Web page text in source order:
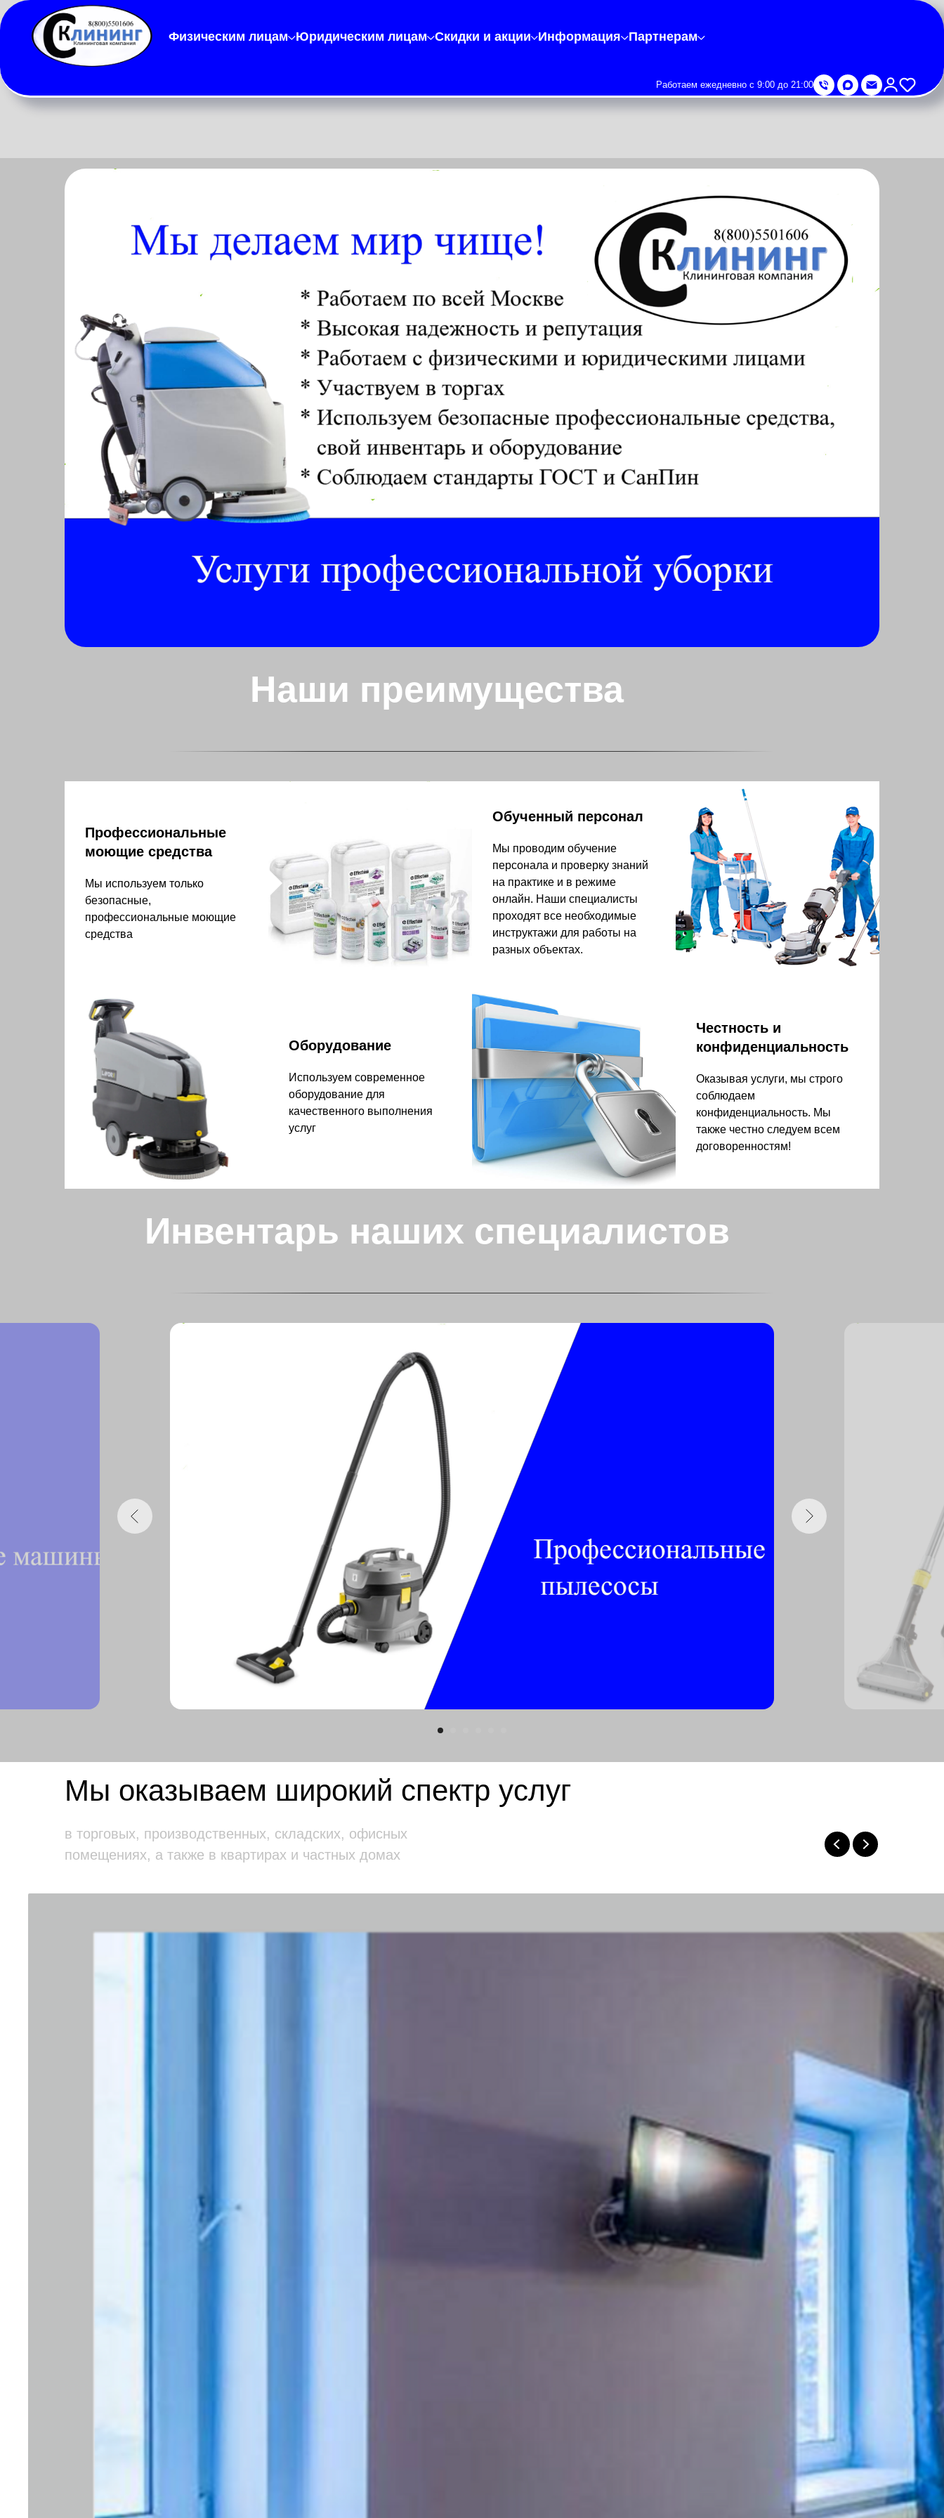
Наши преимущества
Профессиональные
моющие средства
Мы используем только
безопасные,
профессиональные моющие
средства
Обученный персонал
Мы проводим обучение
персонала и проверку знаний
на практике и в режиме
онлайн. Наши специалисты
проходят все необходимые
инструктажи для работы на
разных объектах.
Оборудование
Используем современное
оборудование для
качественного выполнения
услуг
Честность и
конфиденциальность
Оказывая услуги, мы строго
соблюдаем
конфиденциальность. Мы
также честно следуем всем
договоренностям!
Инвентарь наших специалистов
Мы оказываем широкий спектр услуг
в торговых, производственных, складских, офисных
помещениях, а также в квартирах и частных домах
Физическим лицам Юридическим лицам Скидки и акции Информация Партнерам
Работаем ежедневно с 9:00 до 21:00